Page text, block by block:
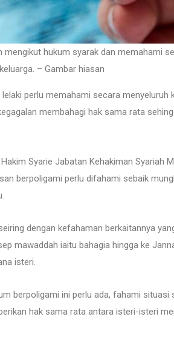
mengikut hukum syarak dan memahami
– Gambar hiasan
lelaki perlu memahami secara
membahagi hak sama rata
Syarie Jabatan Kehakiman Syariah
berpoligami perlu difahami sebaik
dengan kefahaman berkaitannya
mawaddah iaitu bahagia hingga ke
isteri.
berpoligami ini perlu ada, fahami situasi
hak sama rata antara isteri-isteri